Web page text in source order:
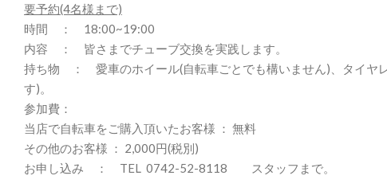
要予約(4名様まで)
時間 ： 18:00~19:00
内容 ： 皆さまでチューブ交換を実践します。
持ち物 ： 愛車のホイール(自転車ごとでも構いません)、タイヤ
す)。
参加費：
当店で自転車をご購入頂いたお客様 ： 無料
その他のお客様 ： 2,000円(税別)
お申し込み ： TEL 0742-52-8118 スタッフまで。